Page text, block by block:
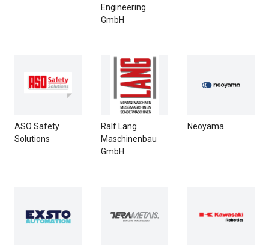
Engineering
GmbH
ASO Safety
Solutions
Ralf Lang
Maschinenbau
GmbH
Neoyama